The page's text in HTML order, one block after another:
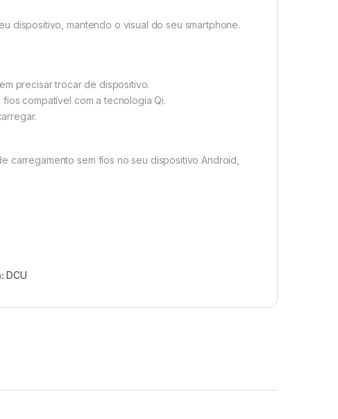
dispositivo, mantendo o visual do seu smartphone.
precisar trocar de dispositivo.
compatível com a tecnologia Qi.
carregamento sem fios no seu dispositivo Android,
DCU